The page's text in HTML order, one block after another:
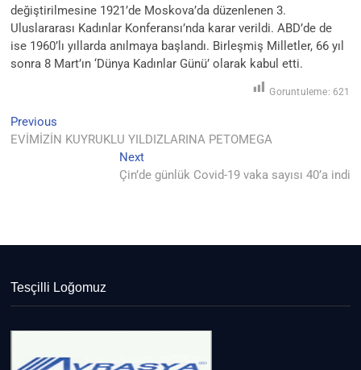
değiştirilmesine 1921’de Moskova’da düzenlenen 3.
Uluslararası Kadınlar Konferansı’nda karar verildi. ABD’de de
ise 1960’lı yıllarda anılmaya başlandı. Birleşmiş Milletler, 66 yıl
sonra 8 Mart’ın ‘Dünya Kadınlar Günü’ olarak kabul etti.
Goruntuleme: 621
Yazı
gezinmesi
Previous
post:
EVİMİZİN KUYRUKLU YILDIZLARINA PETOMEGA
NextNext
post:
Çin’de günlük Covid-19 vaka sayısı 40’a indi
Tesçilli Loğomuz